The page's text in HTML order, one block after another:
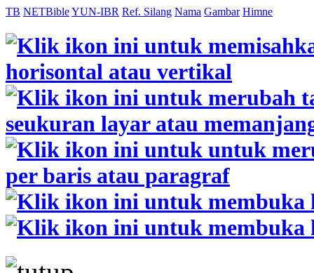
TB NETBibleYUN-IBR Ref. Silang Nama Gambar Himne